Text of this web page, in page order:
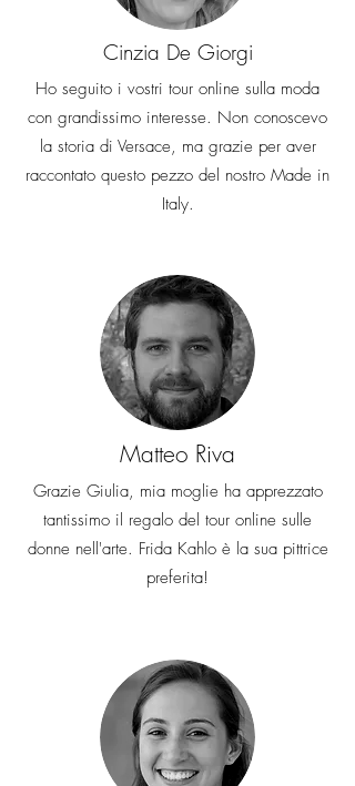
Cinzia De Giorgi
Ho seguito i vostri tour online sulla moda
con grandissimo interesse. Non conoscevo
la storia di Versace, ma grazie per aver
raccontato questo pezzo del nostro Made in
Italy.
Matteo Riva
Grazie Giulia, mia moglie ha apprezzato
tantissimo il regalo del tour online sulle
donne nell'arte. Frida Kahlo è la sua pittrice
preferita!